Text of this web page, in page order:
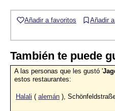
Añadir a favoritos Añadir
También te puede
A las personas que les gustó '
estos restaurantes:
Halali ( alemán ),